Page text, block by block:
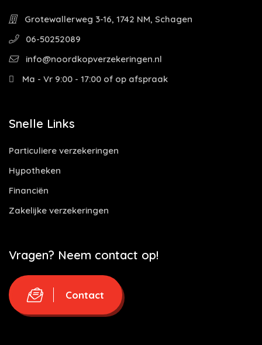
Grotewallerweg 3-16, 1742 NM, Schagen
06-50252089
info@noordkopverzekeringen.nl
Ma - Vr 9:00 - 17:00 of op afspraak
Snelle Links
Particuliere verzekeringen
Hypotheken
Financiën
Zakelijke verzekeringen
Vragen? Neem contact op!
Contact